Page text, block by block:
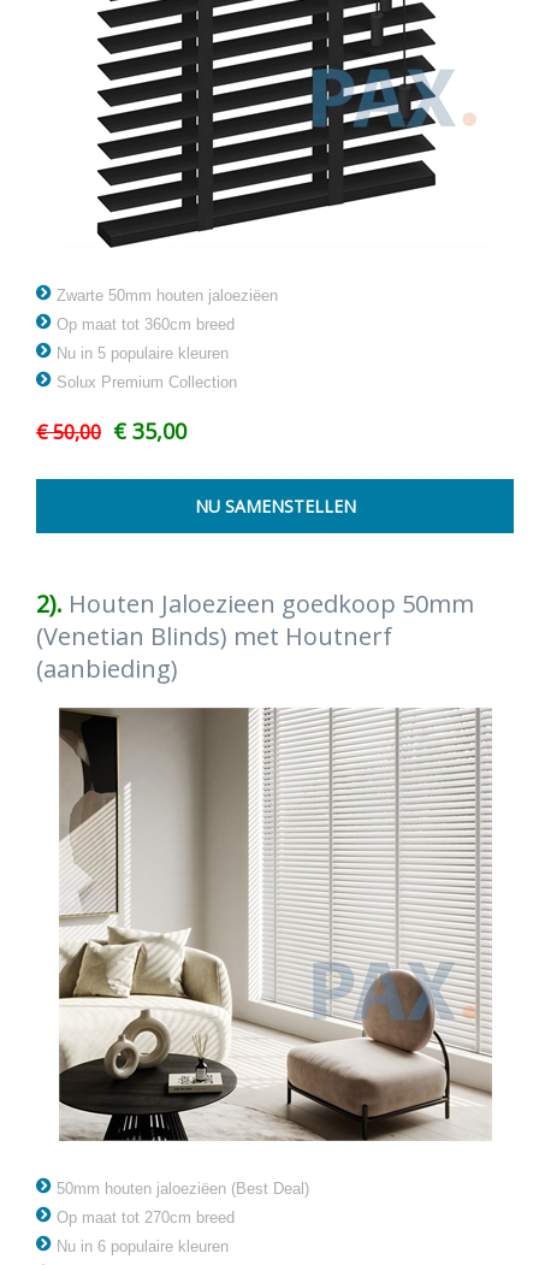
Zwarte 50mm houten jaloeziëen
Op maat tot 360cm breed
Nu in 5 populaire kleuren
Solux Premium Collection
€ 50,00 € 35,00
2). Houten Jaloezieen goedkoop 50mm
(Venetian Blinds) met Houtnerf
(aanbieding)
50mm houten jaloeziëen (Best Deal)
Op maat tot 270cm breed
Nu in 6 populaire kleuren